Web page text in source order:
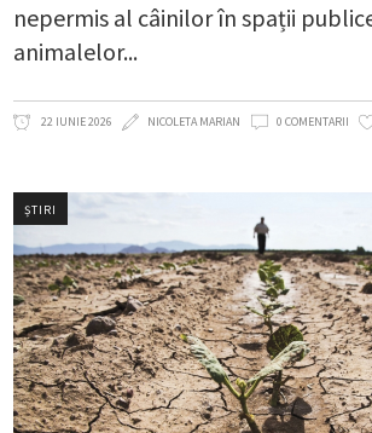
nepermis al câinilor în spații
animalelor
22 IUNIE 2026 NICOLETA MARIAN 0 COMENTARII
ȘTIRI